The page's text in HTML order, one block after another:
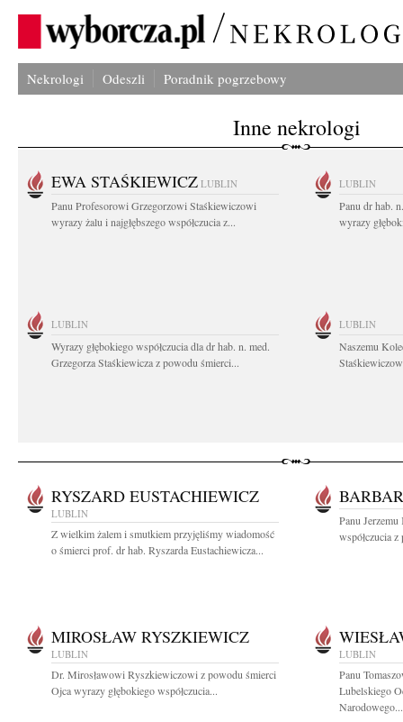
Nekrologi Odeszli Poradnik pogrzebowy
Inne nekrologi
EWA STAŚKIEWICZ LUBLIN
Panu Profesorowi Grzegorzowi Staśkiewiczowi
wyrazy żalu i najgłębszego współczucia z...
LUBLIN
Panu dr hab.
wyrazy
LUBLIN
Wyrazy głębokiego współczucia dla dr hab. n. med.
Grzegorza Staśkiewicza z powodu śmierci...
LUBLIN
Naszemu
RYSZARD EUSTACHIEWICZ
LUBLIN
Z wielkim żalem i smutkiem przyjęliśmy wiadomość
o śmierci prof. dr hab. Ryszarda Eustachiewicza...
Panu
współczucia
MIROSŁAW RYSZKIEWICZ
LUBLIN
Dr. Mirosławowi Ryszkiewiczowi z powodu śmierci
Ojca wyrazy głębokiego współczucia...
LUBLIN
Panu
Lubelskiego
Narodowego...